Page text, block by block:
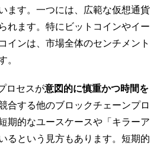
ます。一つには、広範な仮想通貨
れます。特にビットコインやイー
インは、市場全体のセンチメント
。
ロセスが意図的に慎重かつ時間を
合する他のブロックチェーンプロ
期的なユースケースや「キラーア
るという見方もあります。短期的